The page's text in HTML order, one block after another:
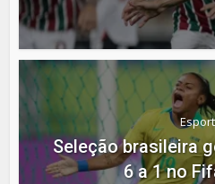
Seleção brasileira
6 a 1 no